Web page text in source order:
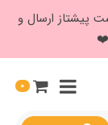
طریق پست پیشتاز ارسال و
❤️
0